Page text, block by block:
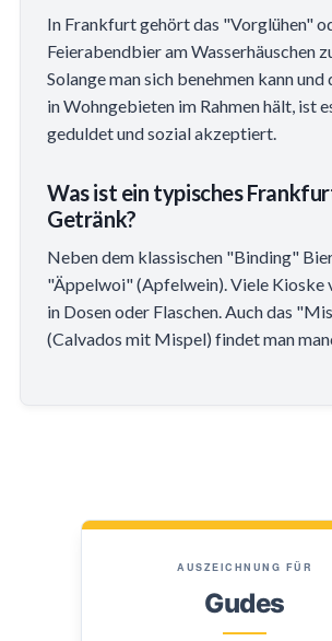
In Frankfurt gehört das "Vorglühen"
Feierabendbier am Wasserhäuschen
Solange man sich benehmen kann und
in Wohngebieten im Rahmen hält, ist
geduldet und sozial akzeptiert.
Was ist ein typisches
Getränk?
Neben dem klassischen "Binding"
"Äppelwoi" (Apfelwein). Viele Kioske
in Dosen oder Flaschen. Auch das
(Calvados mit Mispel) findet man
AUSZEICHNUNG FÜR
Gudes